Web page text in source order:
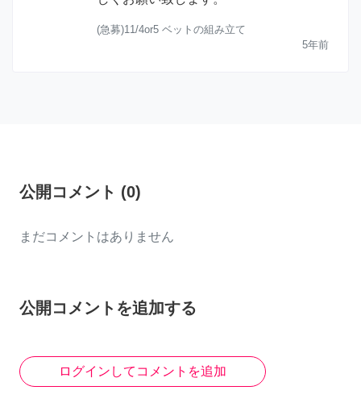
(急募)11/4or5 ベットの組み立て
5年前
公開コメント (0)
まだコメントはありません
公開コメントを追加する
ログインしてコメントを追加